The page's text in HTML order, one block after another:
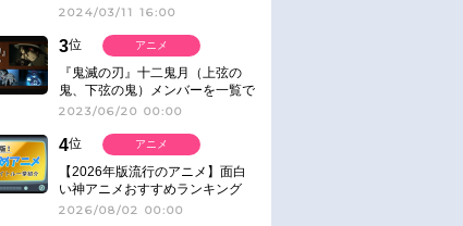
2024/03/11 16:00
3位
『鬼滅の刃』十二鬼月（上弦の
鬼、下弦の鬼）メンバーを一覧で
紹介＆解説（登場鬼の情報まと
2023/06/20 00:00
アニメ
4位
【2026年版流行のアニメ】面白
い神アニメおすすめランキング
【名作・話題作】｜ジャンル別人
2026/08/02 00:00
アニメ